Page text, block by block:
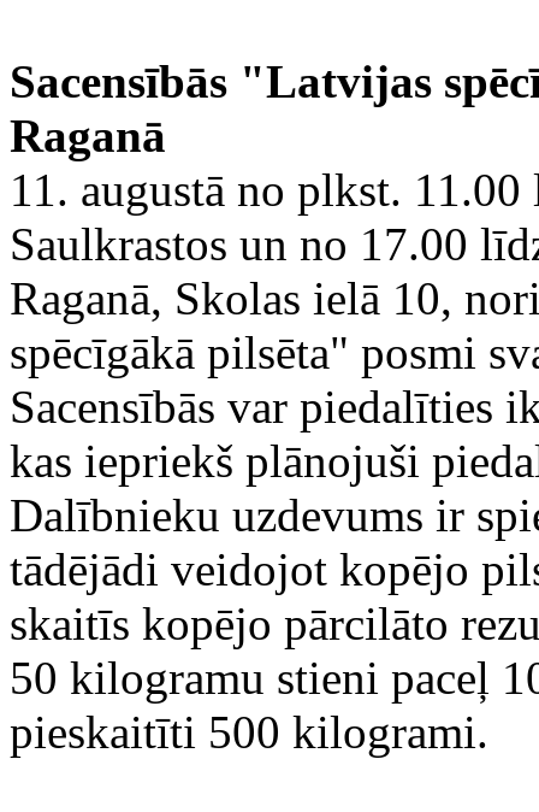
Sacensībās "Latvijas
Raganā
11. augustā no plkst.
Saulkrastos un no 17.00
Raganā, Skolas ielā 10,
spēcīgākā pilsēta" posmi
Sacensībās var piedalīties
kas iepriekš plānojuši
Dalībnieku uzdevums ir
tādējādi veidojot kopējo
skaitīs kopējo pārcilāto
50 kilogramu stieni paceļ
pieskaitīti 500 kilogrami.